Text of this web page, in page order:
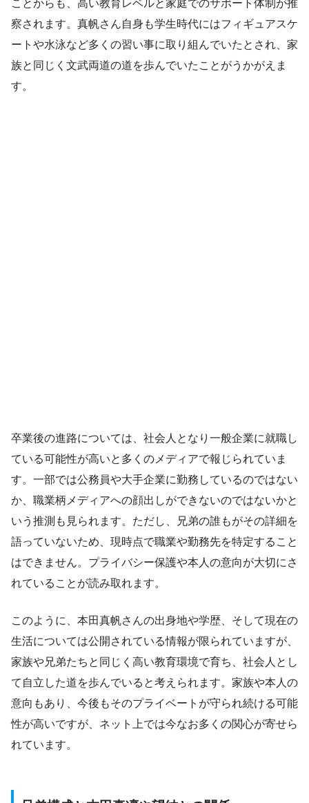
ことからも、高い教育レベルと家庭でのサポート体制が推
察されます。真帆さん自身も学生時代にはフィギュアスケ
ートや水泳など多くの習い事に取り組んでいたとされ、家
族と同じく文武両道の道を歩んでいたことがうかがえま
す。
卒業後の進路については、社会人となり一般企業に就職し
ている可能性が高いと多くのメディアで報じられていま
す。一部では公務員や大手企業に勤務しているのではない
か、職業柄メディアへの顔出しができないのではないかと
いう推測も見られます。ただし、兄弟の誰もがその詳細を
語っていないため、現時点で職業や勤務先を特定すること
はできません。プライバシー保護や本人の意向が大切にさ
れていることが読み取れます。
このように、本田真帆さんの出身地や学歴、そして現在の
生活については公開されている情報が限られていますが、
家族や兄弟たちと同じく高い教育環境で育ち、社会人とし
て自立した道を歩んでいると考えられます。家族や本人の
意向もあり、今後もそのプライベートが守られ続ける可能
性が高いですが、ネット上では今なお多くの関心が寄せら
れています。